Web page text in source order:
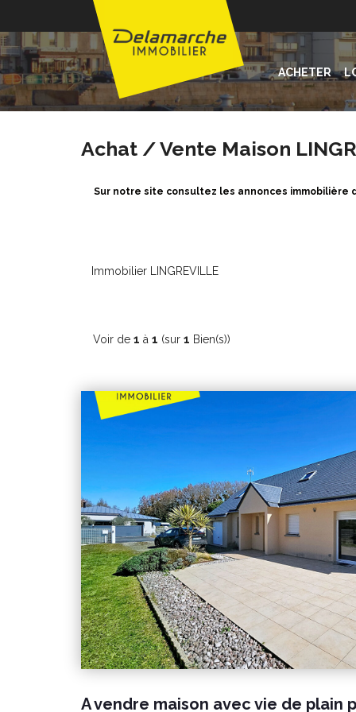
ACHETER
Achat / Vente Maison
Sur notre site consultez les annonces immobilière
Immobilier LINGREVILLE
Voir de 1 à 1 (sur 1 Bien(s))